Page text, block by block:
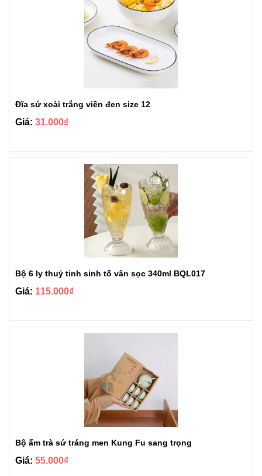
Đĩa sứ xoài trắng viền đen size 12
Giá: 31.000₫
Bộ 6 ly thuỷ tinh sinh tố vân sọc 340ml BQL017
Giá: 115.000₫
Bộ ấm trà sứ tráng men Kung Fu sang trọng
Giá: 55.000₫